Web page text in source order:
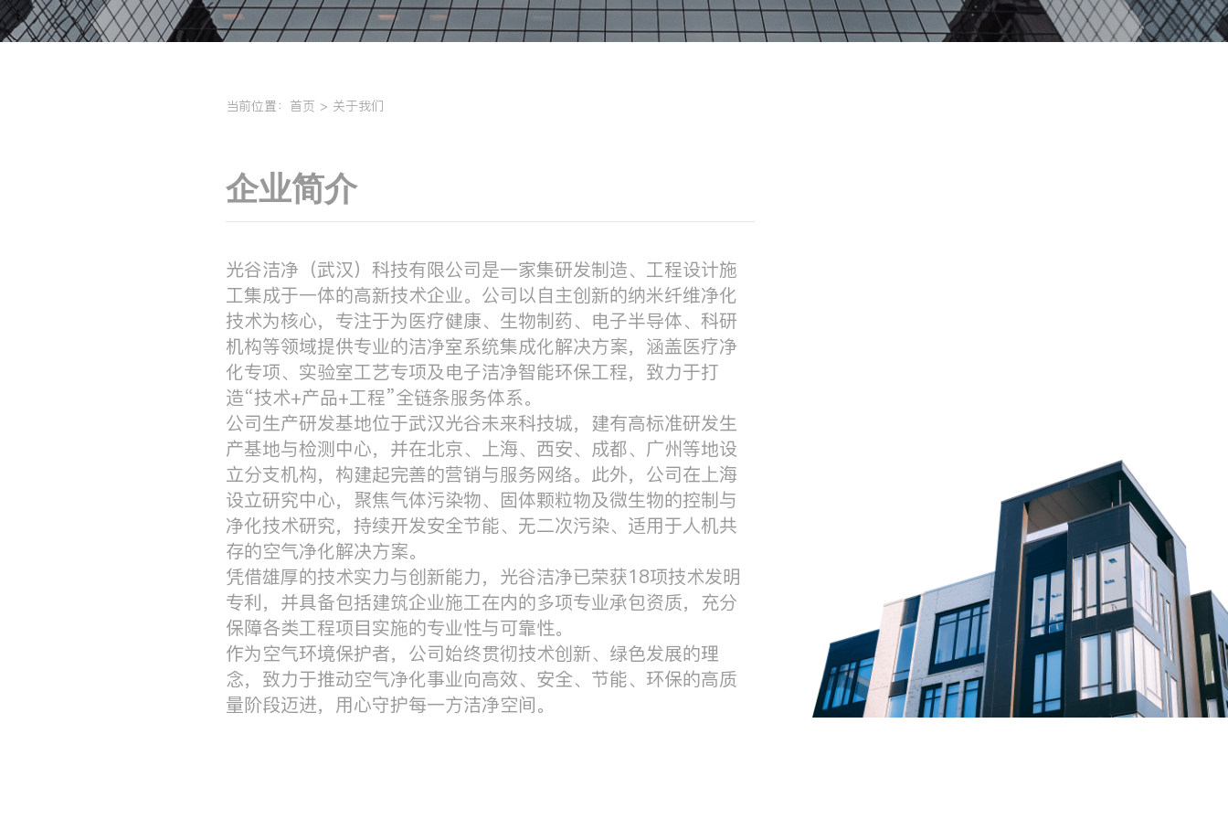
当前位置： 首页 > 关于我们
企业简介
光谷洁净（武汉）科技有限公司是一家集研发制造、工程设计施
工集成于一体的高新技术企业。公司以自主创新的纳米纤维净化
技术为核心，专注于为医疗健康、生物制药、电子半导体、科研
机构等领域提供专业的洁净室系统集成化解决方案，涵盖医疗净
化专项、实验室工艺专项及电子洁净智能环保工程，致力于打
造“技术+产品+工程”全链条服务体系。
公司生产研发基地位于武汉光谷未来科技城，建有高标准研发生
产基地与检测中心，并在北京、上海、西安、成都、广州等地设
立分支机构，构建起完善的营销与服务网络。此外，公司在上海
设立研究中心，聚焦气体污染物、固体颗粒物及微生物的控制与
净化技术研究，持续开发安全节能、无二次污染、适用于人机共
存的空气净化解决方案。
凭借雄厚的技术实力与创新能力，光谷洁净已荣获18项技术发明
专利，并具备包括建筑企业施工在内的多项专业承包资质，充分
保障各类工程项目实施的专业性与可靠性。
作为空气环境保护者，公司始终贯彻技术创新、绿色发展的理
念，致力于推动空气净化事业向高效、安全、节能、环保的高质
量阶段迈进，用心守护每一方洁净空间。